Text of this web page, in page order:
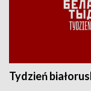
Tydzień